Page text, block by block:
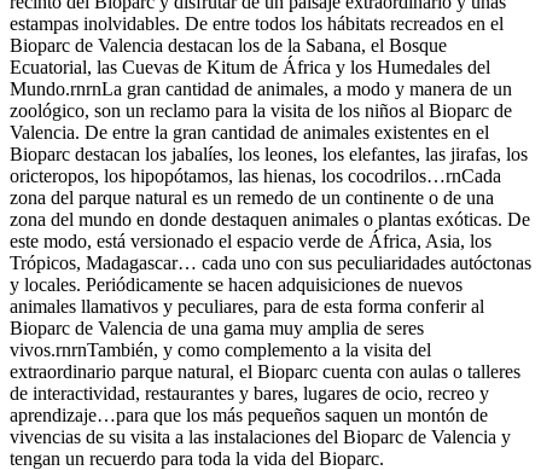
estampas inolvidables. De entre todos los hábitats recreados en el
Bioparc de Valencia destacan los de la Sabana, el Bosque
Ecuatorial, las Cuevas de Kitum de África y los Humedales del
Mundo.rnrnLa gran cantidad de animales, a modo y manera de un
zoológico, son un reclamo para la visita de los niños al Bioparc de
Valencia. De entre la gran cantidad de animales existentes en el
Bioparc destacan los jabalíes, los leones, los elefantes, las jirafas, los
oricteropos, los hipopótamos, las hienas, los cocodrilos…rnCada
zona del parque natural es un remedo de un continente o de una
zona del mundo en donde destaquen animales o plantas exóticas. De
este modo, está versionado el espacio verde de África, Asia, los
Trópicos, Madagascar… cada uno con sus peculiaridades autóctonas
y locales. Periódicamente se hacen adquisiciones de nuevos
animales llamativos y peculiares, para de esta forma conferir al
Bioparc de Valencia de una gama muy amplia de seres
vivos.rnrnTambién, y como complemento a la visita del
extraordinario parque natural, el Bioparc cuenta con aulas o talleres
de interactividad, restaurantes y bares, lugares de ocio, recreo y
aprendizaje…para que los más pequeños saquen un montón de
vivencias de su visita a las instalaciones del Bioparc de Valencia y
tengan un recuerdo para toda la vida del Bioparc.